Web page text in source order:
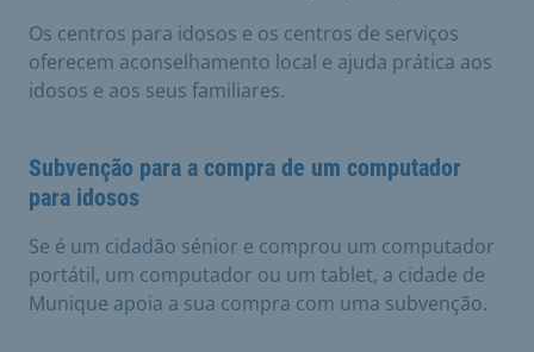
Os centros para idosos e os centros de serviços
oferecem aconselhamento local e ajuda prática aos
idosos e aos seus familiares.
Subvenção para a compra de um computador
para idosos
Se é um cidadão sénior e comprou um computador
portátil, um computador ou um tablet, a cidade de
Munique apoia a sua compra com uma subvenção.